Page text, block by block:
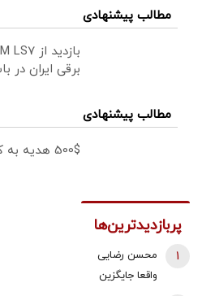
مطالب پیشنهادی
برقی ایران در
مطالب پیشنهادی
500$ هدیه به کاربران جدید،ثبت نام کن
پربازدیدترین‌ها
محسن رضایی
واقعا جایگزین
1